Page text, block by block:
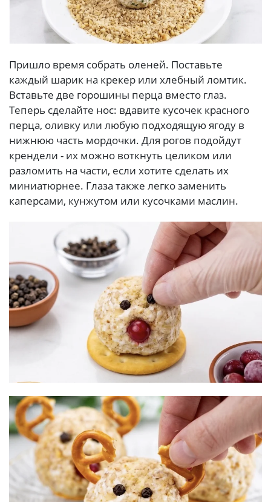
Пришло время собрать оленей. Поставьте
каждый шарик на крекер или хлебный ломтик.
Вставьте две горошины перца вместо глаз.
Теперь сделайте нос: вдавите кусочек красного
перца, оливку или любую подходящую ягоду в
нижнюю часть мордочки. Для рогов подойдут
крендели - их можно воткнуть целиком или
разломить на части, если хотите сделать их
миниатюрнее. Глаза также легко заменить
каперсами, кунжутом или кусочками маслин.